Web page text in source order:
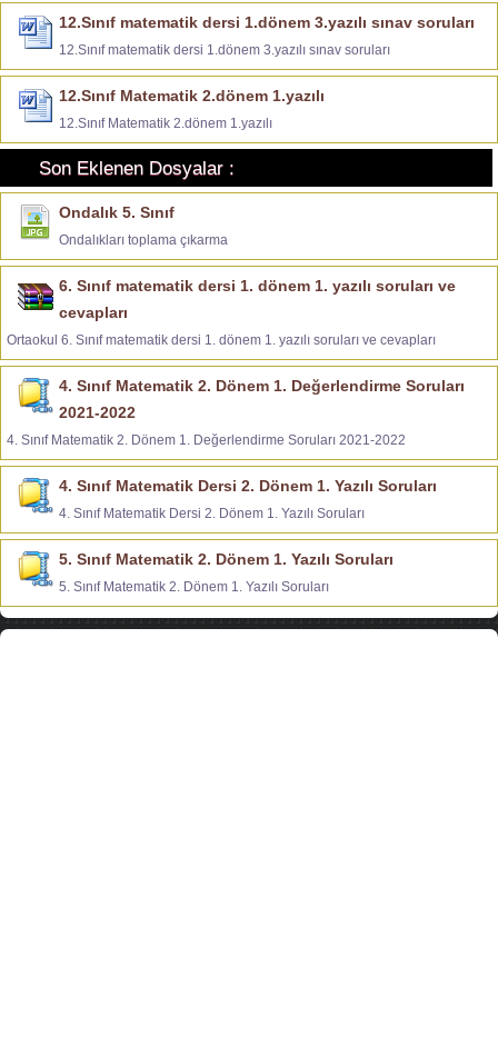
12.Sınıf matematik dersi 1.dönem 3.yazılı sınav soruları
12.Sınıf matematik dersi 1.dönem 3.yazılı sınav soruları
12.Sınıf Matematik 2.dönem 1.yazılı
12.Sınıf Matematik 2.dönem 1.yazılı
Son Eklenen Dosyalar :
Ondalık 5. Sınıf
Ondalıkları toplama çıkarma
6. Sınıf matematik dersi 1. dönem 1. yazılı soruları ve
cevapları
Ortaokul 6. Sınıf matematik dersi 1. dönem 1. yazılı soruları ve cevapları
4. Sınıf Matematik 2. Dönem 1. Değerlendirme Soruları
2021-2022
4. Sınıf Matematik 2. Dönem 1. Değerlendirme Soruları 2021-2022
4. Sınıf Matematik Dersi 2. Dönem 1. Yazılı Soruları
4. Sınıf Matematik Dersi 2. Dönem 1. Yazılı Soruları
5. Sınıf Matematik 2. Dönem 1. Yazılı Soruları
5. Sınıf Matematik 2. Dönem 1. Yazılı Soruları